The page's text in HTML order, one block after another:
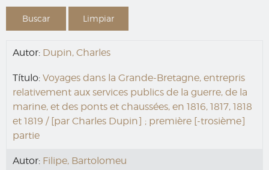
Autor: Dupin, Charles
Título: Voyages dans la Grande-Bretagne, entrepris
relativement aux services publics de la guerre, de la
marine, et des ponts et chaussées, en 1816, 1817, 1818
et 1819 / [par Charles Dupin] ; première [-trosième]
partie
Autor: Filipe, Bartolomeu